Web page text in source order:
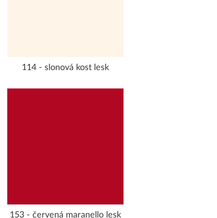
114 - slonová kost lesk
153 - červená maranello lesk